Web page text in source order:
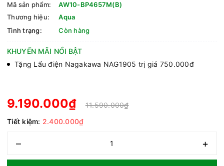
Mã sản phẩm:
AW10-BP4657M(B)
Thương hiệu:
Aqua
Tình trạng:
Còn hàng
KHUYẾN MÃI NỔI BẬT
Tặng Lẩu điện Nagakawa NAG1905 trị giá 750.000đ
9.190.000₫
11.590.000₫
Tiết kiệm: 2.400.000₫
– +